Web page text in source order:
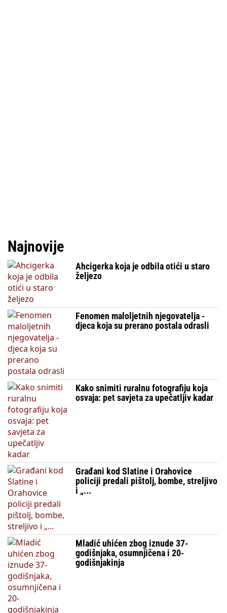
Najnovije
Ahcigerka koja je odbila otići u staro
željezo
Fenomen maloljetnih njegovatelja -
djeca koja su prerano postala odrasli
Kako snimiti ruralnu fotografiju koja
osvaja: pet savjeta za upečatljiv kadar
Građani kod Slatine i Orahovice
policiji predali pištolj, bombe, streljivo
i „...
Mladić uhićen zbog iznude 37-
godišnjaka, osumnjičena i 20-
godišnjakinja